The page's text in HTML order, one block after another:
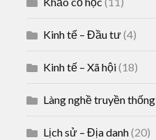
Kinh tế – Đầu tư(4)
Kinh tế – Xã hội(18)
Làng nghề truyền thống
Lịch sử – Địa danh(20)